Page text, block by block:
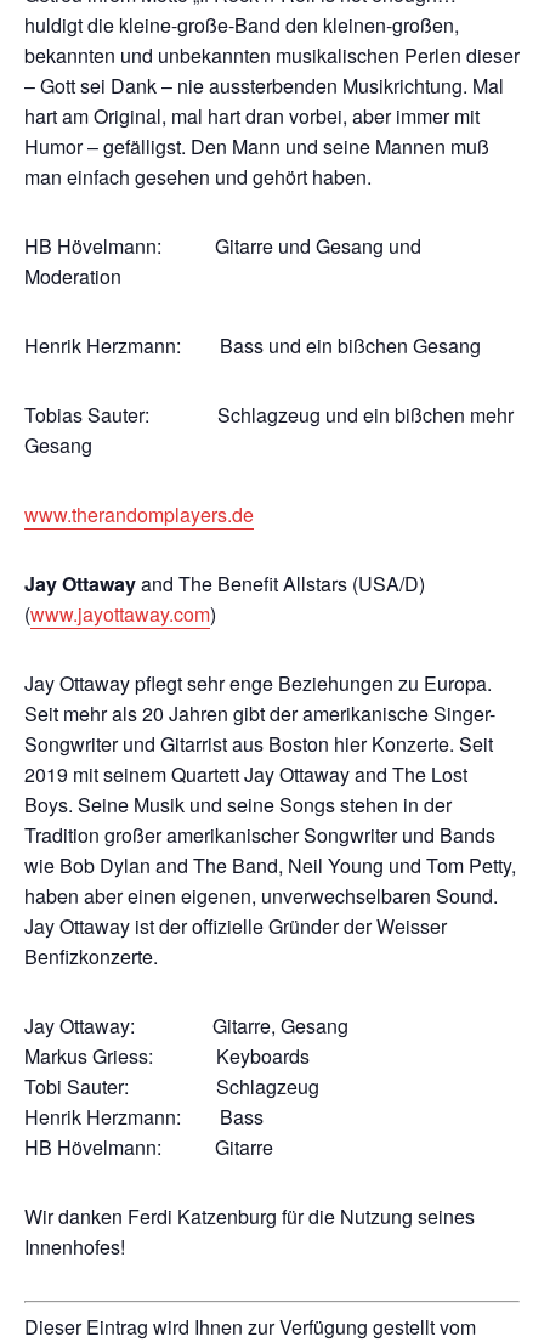
huldigt die kleine-große-Band den kleinen-großen,
bekannten und unbekannten musikalischen Perlen dieser
– Gott sei Dank – nie aussterbenden Musikrichtung. Mal
hart am Original, mal hart dran vorbei, aber immer mit
Humor – gefälligst. Den Mann und seine Mannen muß
man einfach gesehen und gehört haben.
HB Hövelmann: Gitarre und Gesang und
Moderation
Henrik Herzmann: Bass und ein bißchen Gesang
Tobias Sauter: Schlagzeug und ein bißchen mehr
Gesang
www.therandomplayers.de
Jay Ottawayand The Benefit Allstars (USA/D)
(www.jayottaway.com)
Jay Ottaway pflegt sehr enge Beziehungen zu Europa.
Seit mehr als 20 Jahren gibt der amerikanische Singer-
Songwriter und Gitarrist aus Boston hier Konzerte. Seit
2019 mit seinem Quartett Jay Ottaway and The Lost
Boys. Seine Musik und seine Songs stehen in der
Tradition großer amerikanischer Songwriter und Bands
wie Bob Dylan and The Band, Neil Young und Tom Petty,
haben aber einen eigenen, unverwechselbaren Sound.
Jay Ottaway ist der offizielle Gründer der Weisser
Benfizkonzerte.
Jay Ottaway: Gitarre, Gesang
Markus Griess: Keyboards
Tobi Sauter: Schlagzeug
Henrik Herzmann: Bass
HB Hövelmann: Gitarre
Wir danken Ferdi Katzenburg für die Nutzung seines
Innenhofes!
Dieser Eintrag wird Ihnen zur Verfügung gestellt vom